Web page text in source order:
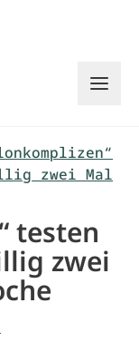
zwei Mal
testen
zwei